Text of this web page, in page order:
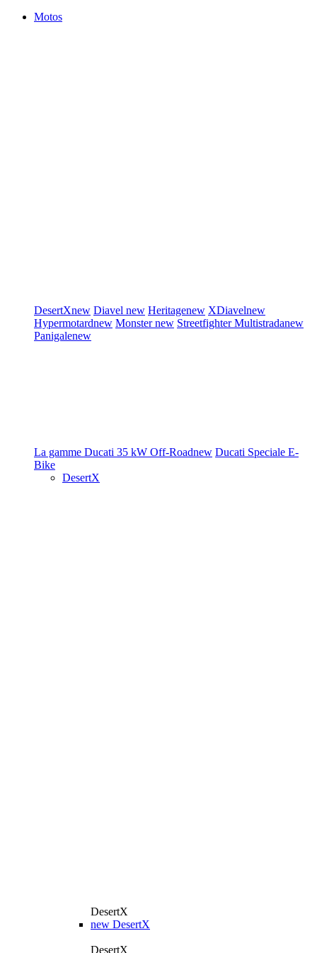
Motos
DesertXnew Diavel new Heritagenew XDiavelnew
Hypermotardnew Monsternew StreetfighterMultistradanew
Panigalenew
La gamme Ducati 35 kW Off-Roadnew Ducati Speciale E-
Bike
DesertX
DesertX
new DesertX
DesertX